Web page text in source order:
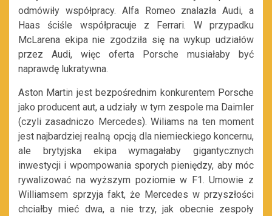
odmówiły współpracy. Alfa Romeo znalazła Audi, a
Haas ściśle współpracuje z Ferrari. W przypadku
McLarena ekipa nie zgodziła się na wykup udziałów
przez Audi, więc oferta Porsche musiałaby być
naprawdę lukratywna.
Aston Martin jest bezpośrednim konkurentem Porsche
jako producent aut, a udziały w tym zespole ma Daimler
(czyli zasadniczo Mercedes). Wiliams na ten moment
jest najbardziej realną opcją dla niemieckiego koncernu,
ale brytyjska ekipa wymagałaby gigantycznych
inwestycji i wpompowania sporych pieniędzy, aby móc
rywalizować na wyższym poziomie w F1. Umowie z
Williamsem sprzyja fakt, że Mercedes w przyszłości
chciałby mieć dwa, a nie trzy, jak obecnie zespoły